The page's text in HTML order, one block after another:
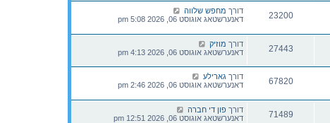
23200 דורך מחפש שלווה
דאנערשטאג אוגוסט 06, 2026 5:08 pm
27443 דורך מוזיק
דאנערשטאג אוגוסט 06, 2026 4:13 pm
67820 דורך גארילע
דאנערשטאג אוגוסט 06, 2026 2:46 pm
71489 דורך פון די חברה
דאנערשטאג אוגוסט 06, 2026 12:51 pm